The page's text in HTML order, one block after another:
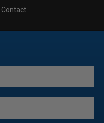
Contact